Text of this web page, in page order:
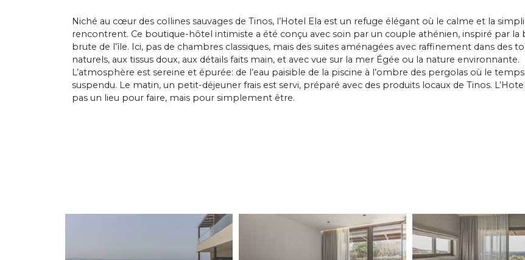
Niché au cœur des collines sauvages de Tinos, l’Hotel Ela est un refuge élégant où le calme et la
rencontrent. Ce boutique-hôtel intimiste a été conçu avec soin par un couple athénien, inspiré par la
brute de l’île. Ici, pas de chambres classiques, mais des suites aménagées avec raffinement dans des
naturels, aux tissus doux, aux détails faits main, et avec vue sur la mer Égée ou la nature environnante.
L’atmosphère est sereine et épurée: de l’eau paisible de la piscine à l’ombre des pergolas où le
suspendu. Le matin, un petit-déjeuner frais est servi, préparé avec des produits locaux de Tinos.
pas un lieu pour faire, mais pour simplement être.